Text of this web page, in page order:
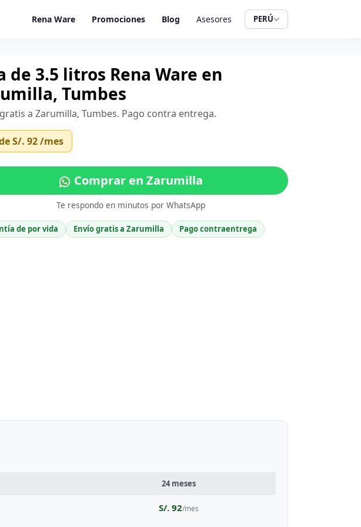
Rena Ware Promociones Blog Asesores PERÚ
de 3.5 litros Rena Ware en
Tumbes
a Zarumilla, Tumbes. Pago contra entrega.
S/. 92/mes
Comprar en Zarumilla
Te respondo en minutos por WhatsApp
de por vida Envío gratis a Zarumilla Pago contraentrega
24 meses
S/. 92/mes